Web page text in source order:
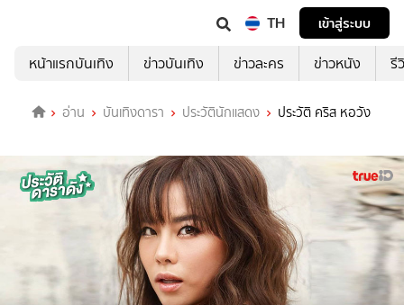
TH
เข้าสู่ระบบ
หน้าแรกบันเทิง
ข่าวบันเทิง ข่าวละคร ข่าวหนัง รี
อ่าน บันเทิงดารา ประวัตินักแสดง ประวัติ คริส หอวัง